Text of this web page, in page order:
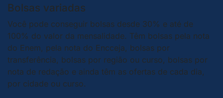
Bolsas variadas
Você pode conseguir bolsas desde 30% e até de
100% do valor da mensalidade. Têm bolsas pela nota
do Enem, pela nota do Encceja, bolsas por
transferência, bolsas por região ou curso, bolsas por
nota de redação e ainda têm as ofertas de cada dia,
por cidade ou curso.